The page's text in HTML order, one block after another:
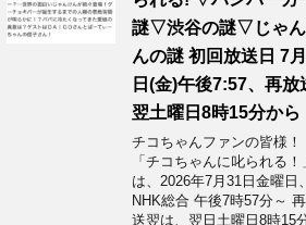
謎▽渋谷の謎▽じゃ
んの謎 初回放送日 7
日(金)午後7:57、再放
翌土曜日8時15分から
チコちゃんファンの皆様！
「チコちゃんに叱られる！
は、2026年7月31日金曜日、
NHK総合 午後7時57分～
送翌は、翌日土曜日8時15